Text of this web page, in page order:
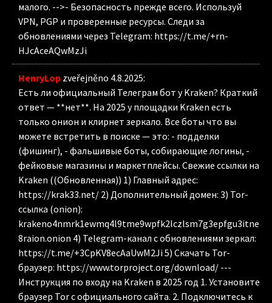
малого. -->- Безопасность прежде всего. Используй
VPN, PGP и проверенные ресурсы. Следи за
обновлениями через Telegram: https://t.me/+rn-
HJcAceAQwMzJi
HenryLop zveřejněno 4.8.2025:
Есть ли официальный Телеграм бот у Kraken? Краткий
ответ — **нет**. На 2025 у площадки Kraken есть
только онион и клирнет зеркало. Все боты что вы
можете встретить в поиске — это: - подделки
(фишинг), - фальшивые боты, собирающие логины, -
фейковые магазины и маркетплейсы. Свежие ссылки на
Kraken ((Обновленная)) 1) Главный адрес:
https://krak33.net/ 2) Дополнительный домен: 3) Tor-
ссылка (onion):
krakeno4nmrk1ewmq4l9tme9wpfk2lczlsm7g3epfgu3itne
8raion.onion 4) Telegram-канал с обновлениями зеркал:
https://t.me/+3CpKV8ecAaUwM2Ji 5) Скачать Tor-
браузер: https://www.torproject.org/download/ ---
Инструкция по входу на Kraken в 2025 год 1. Установите
браузер Tor с официального сайта. 2. Подключитесь к